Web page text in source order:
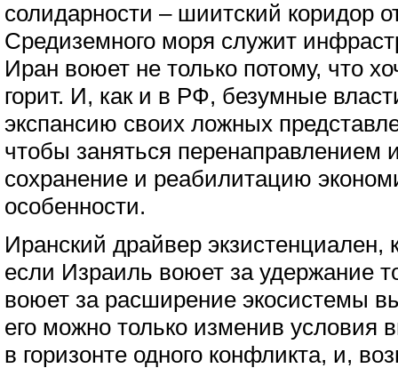
солидарности – шиитский коридор
Средиземного моря служит
Иран воюет не только потому, что
горит. И, как и в РФ, безумные
экспансию своих ложных
чтобы заняться перенаправлением
сохранение и реабилитацию
особенности.
Иранский драйвер экзистенциален,
если Израиль воюет за удержание
воюет за расширение экосистемы
его можно только изменив условия
в горизонте одного конфликта, и,